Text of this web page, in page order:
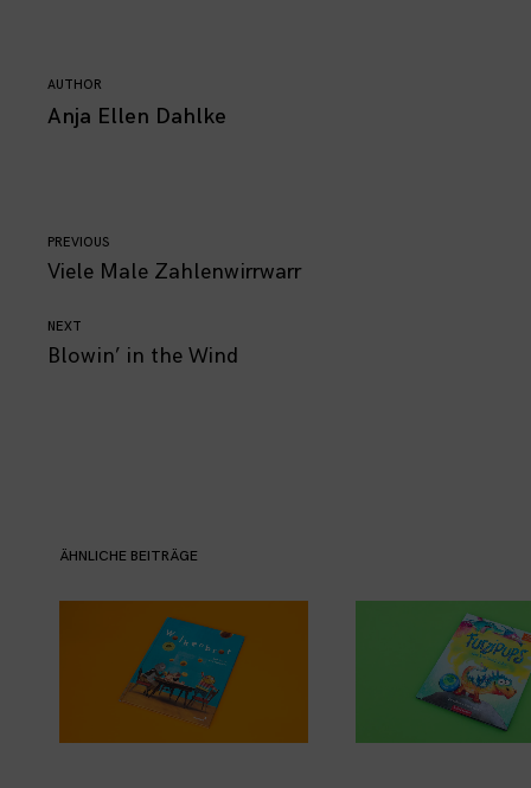
AUTHOR
Anja Ellen Dahlke
Continue
Reading
PREVIOUS
Viele Male Zahlenwirrwarr
NEXT
Blowin’ in the Wind
ÄHNLICHE BEITRÄGE